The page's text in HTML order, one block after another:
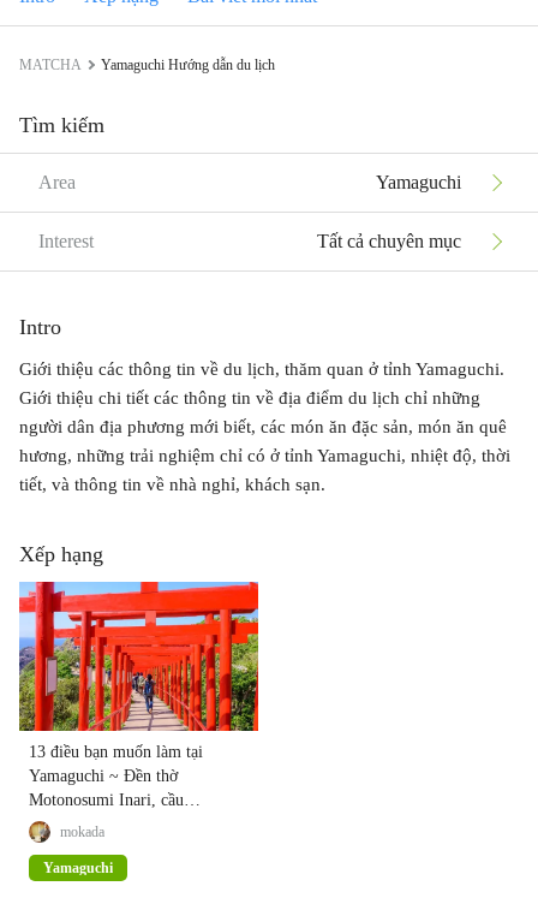
MATCHA Yamaguchi Hướng dẫn du lịch
Tìm kiếm
Area Yamaguchi
Interest Tất cả chuyên mục
Intro
Giới thiệu các thông tin về du lịch, thăm quan ở tỉnh Yamaguchi.
Giới thiệu chi tiết các thông tin về địa điểm du lịch chỉ những
người dân địa phương mới biết, các món ăn đặc sản, món ăn quê
hương, những trải nghiệm chỉ có ở tỉnh Yamaguchi, nhiệt độ, thời
tiết, và thông tin về nhà nghỉ, khách sạn.
Xếp hạng
13 điều bạn muốn làm tại
Yamaguchi ~ Đền thờ
Motonosumi Inari, cầu
Tsunoshima, món cá nóc ~
mokada
Yamaguchi